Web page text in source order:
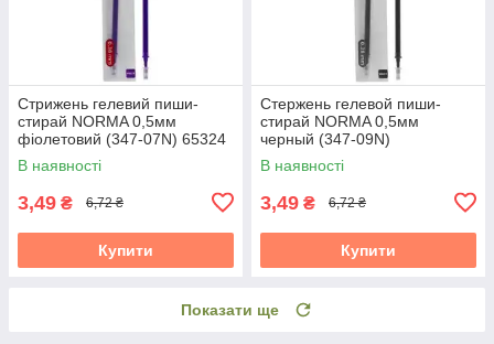
Стрижень гелевий пиши-
стирай NORMA 0,5мм
фіолетовий (347-07N) 65324
В наявності
3,49 ₴ 6,72 ₴
Купити
Стержень гелевой пиши-
стирай NORMA 0,5мм
черный (347-09N)
В наявності
3,49 ₴ 6,72 ₴
Купити
Показати ще